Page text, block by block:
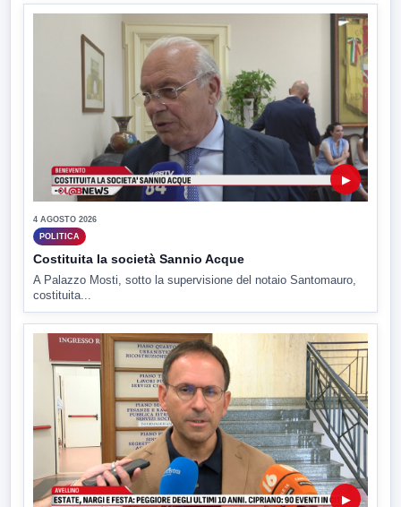
▶
4 AGOSTO 2026
POLITICA
Costituita la società Sannio Acque
A Palazzo Mosti, sotto la supervisione del notaio Santomauro,
costituita...
▶